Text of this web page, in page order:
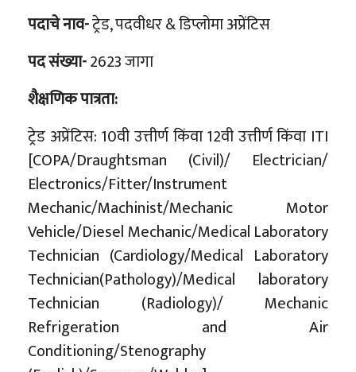
पदाचे नाव-ट्रेड, पदवीधर & डिप्लोमा अप्रेंटिस
पद संख्या-2623 जागा
शैक्षणिक पात्रता:
ट्रेड अप्रेंटिस: 10वी उत्तीर्ण किंवा 12वी उत्तीर्ण किंवा ITI
[COPA/Draughtsman (Civil)/ Electrician/
Electronics/Fitter/Instrument
Mechanic/Machinist/Mechanic Motor
Vehicle/Diesel Mechanic/Medical Laboratory
Technician (Cardiology/Medical Laboratory
Technician(Pathology)/Medical laboratory
Technician (Radiology)/ Mechanic
Refrigeration and Air
Conditioning/Stenography